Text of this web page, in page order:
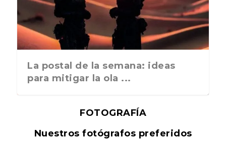
La postal de la semana: ideas
para mitigar la ola ...
FOTOGRAFÍA
Nuestros fotógrafos preferidos